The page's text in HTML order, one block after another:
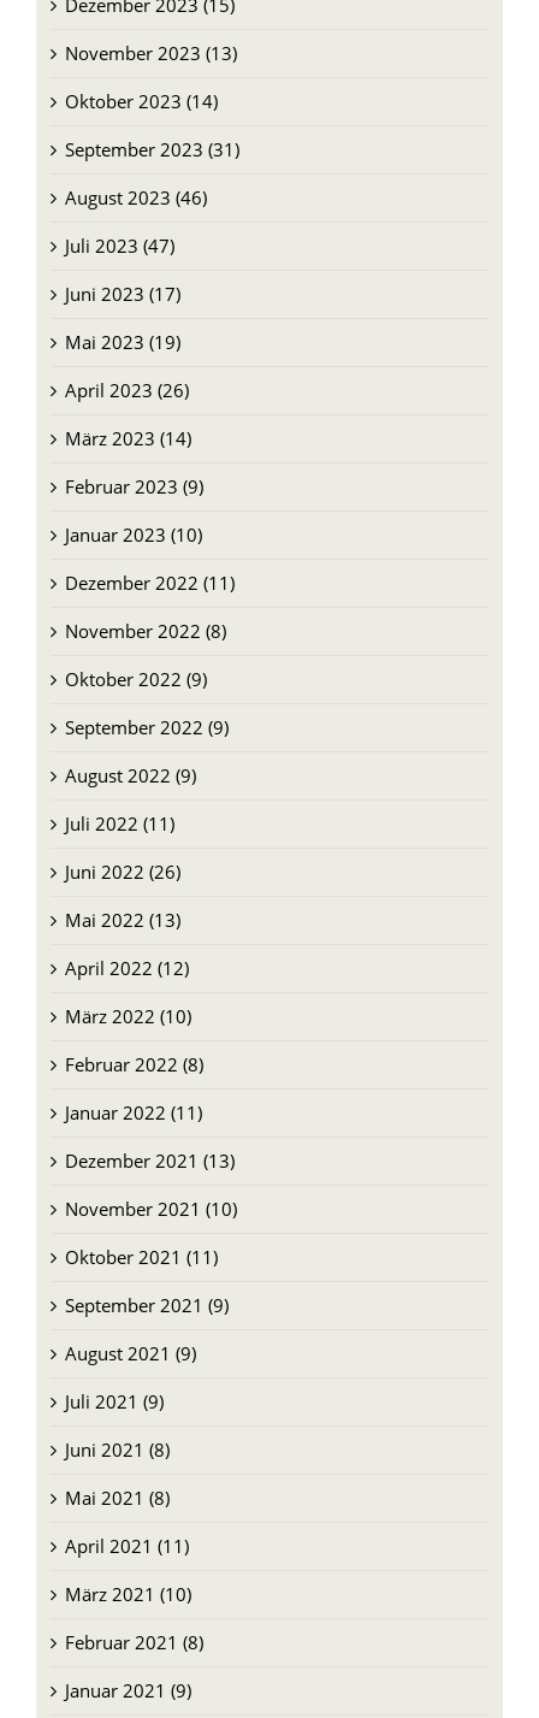
Dezember 2023 (15)
November 2023 (13)
Oktober 2023 (14)
September 2023 (31)
August 2023 (46)
Juli 2023 (47)
Juni 2023 (17)
Mai 2023 (19)
April 2023 (26)
März 2023 (14)
Februar 2023 (9)
Januar 2023 (10)
Dezember 2022 (11)
November 2022 (8)
Oktober 2022 (9)
September 2022 (9)
August 2022 (9)
Juli 2022 (11)
Juni 2022 (26)
Mai 2022 (13)
April 2022 (12)
März 2022 (10)
Februar 2022 (8)
Januar 2022 (11)
Dezember 2021 (13)
November 2021 (10)
Oktober 2021 (11)
September 2021 (9)
August 2021 (9)
Juli 2021 (9)
Juni 2021 (8)
Mai 2021 (8)
April 2021 (11)
März 2021 (10)
Februar 2021 (8)